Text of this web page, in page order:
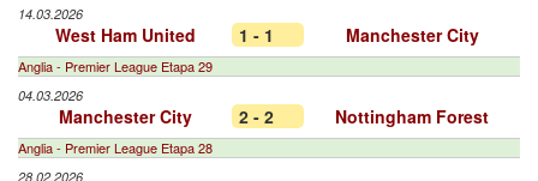
14.03.2026
West Ham United 1 - 1 Manchester City
Anglia - Premier League Etapa 29
04.03.2026
Manchester City 2 - 2 Nottingham Forest
Anglia - Premier League Etapa 28
28.02.2026